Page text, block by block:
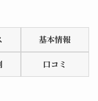
基本情報
口コミ